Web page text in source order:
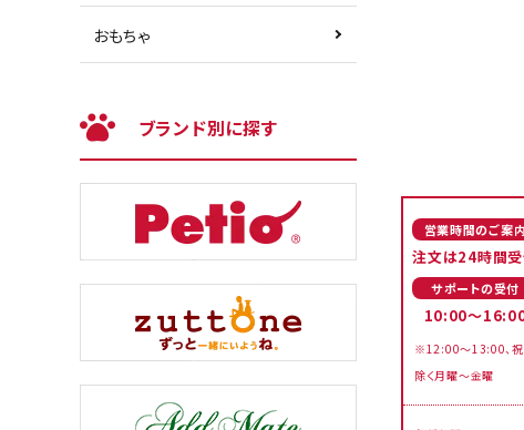
おもちゃ
ブランド別に探す
営業時間のご案内
注文は24時間
サポートの受付
10:00～
※12:00～13:00、
除く月曜～金曜